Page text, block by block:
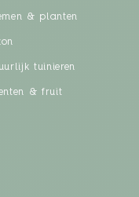
& planten
tuinieren
& fruit